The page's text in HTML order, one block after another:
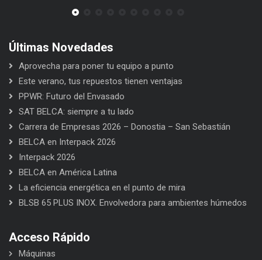
Últimas Novedades
Aprovecha para poner tu equipo a punto
Este verano, tus repuestos tienen ventajas
PPWR: Futuro del Envasado
SAT BELCA: siempre a tu lado
Carrera de Empresas 2026 – Donostia – San Sebastián
BELCA en Interpack 2026
Interpack 2026
BELCA en América Latina
La eficiencia energética en el punto de mira
BLSB 65 PLUS INOX. Envolvedora para ambientes húmedos
Acceso Rápido
Máquinas